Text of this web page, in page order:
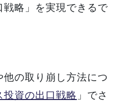
戦略」を実現できるで
の取り崩し方法につ
投資の出口戦略 」でさ